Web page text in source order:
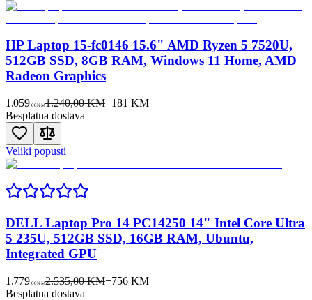
HP Laptop 15-fc0146 15.6" AMD Ryzen 5 7520U,
512GB SSD, 8GB RAM, Windows 11 Home, AMD
Radeon Graphics
1.059 00KM1.240,00 KM−181 KM
Besplatna dostava
Veliki popusti
DELL Laptop Pro 14 PC14250 14" Intel Core Ultra
5 235U, 512GB SSD, 16GB RAM, Ubuntu,
Integrated GPU
1.779 00KM2.535,00 KM−756KM
Besplatna dostava